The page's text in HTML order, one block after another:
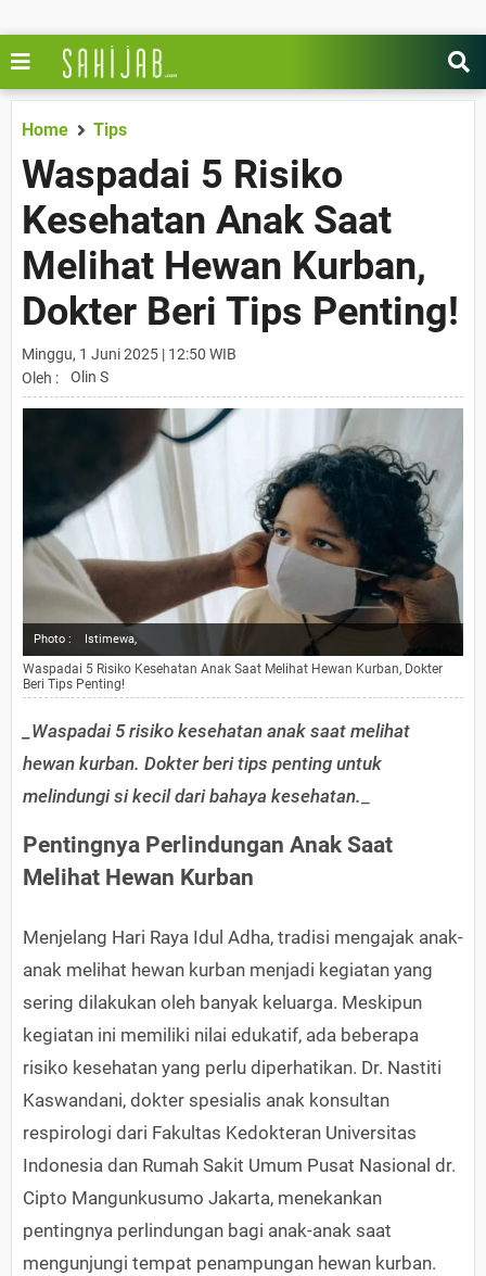
Home Tips
Waspadai 5 Risiko
Kesehatan Anak Saat
Melihat Hewan Kurban,
Dokter Beri Tips Penting!
Minggu, 1 Juni 2025 | 12:50 WIB
Oleh :
Olin S
Photo : Istimewa,
Waspadai 5 Risiko Kesehatan Anak Saat Melihat Hewan Kurban, Dokter
Beri Tips Penting!
_Waspadai 5 risiko kesehatan anak saat melihat
hewan kurban. Dokter beri tips penting untuk
melindungi si kecil dari bahaya kesehatan.
Pentingnya Perlindungan Anak Saat
Melihat Hewan Kurban
Menjelang Hari Raya Idul Adha, tradisi mengajak anak-
anak melihat hewan kurban menjadi kegiatan yang
sering dilakukan oleh banyak keluarga. Meskipun
kegiatan ini memiliki nilai edukatif, ada beberapa
risiko kesehatan yang perlu diperhatikan. Dr. Nastiti
Kaswandani, dokter spesialis anak konsultan
respirologi dari Fakultas Kedokteran Universitas
Indonesia dan Rumah Sakit Umum Pusat Nasional dr.
Cipto Mangunkusumo Jakarta, menekankan
pentingnya perlindungan bagi anak-anak saat
mengunjungi tempat penampungan hewan kurban.